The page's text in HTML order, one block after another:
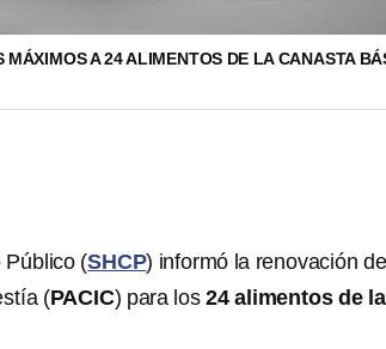
MÁXIMOS A 24 ALIMENTOS DE LA CANASTA
Público (SHCP) informó la renovación
(PACIC) para los24 alimentos de la